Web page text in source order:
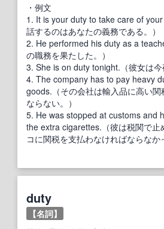
・例文
1. It is your duty to take care of
話するのはあなたの義務である。）
2. He performed his duty as a
の職務を果たした。）
3. She is on duty tonight.（彼女は今
4. The company has to pay heavy
goods.（その会社は輸入品に高い
ならない。）
5. He was stopped at customs and
the extra cigarettes.（彼は税関で止
コに関税を支払わなければならなか
duty
【名詞】